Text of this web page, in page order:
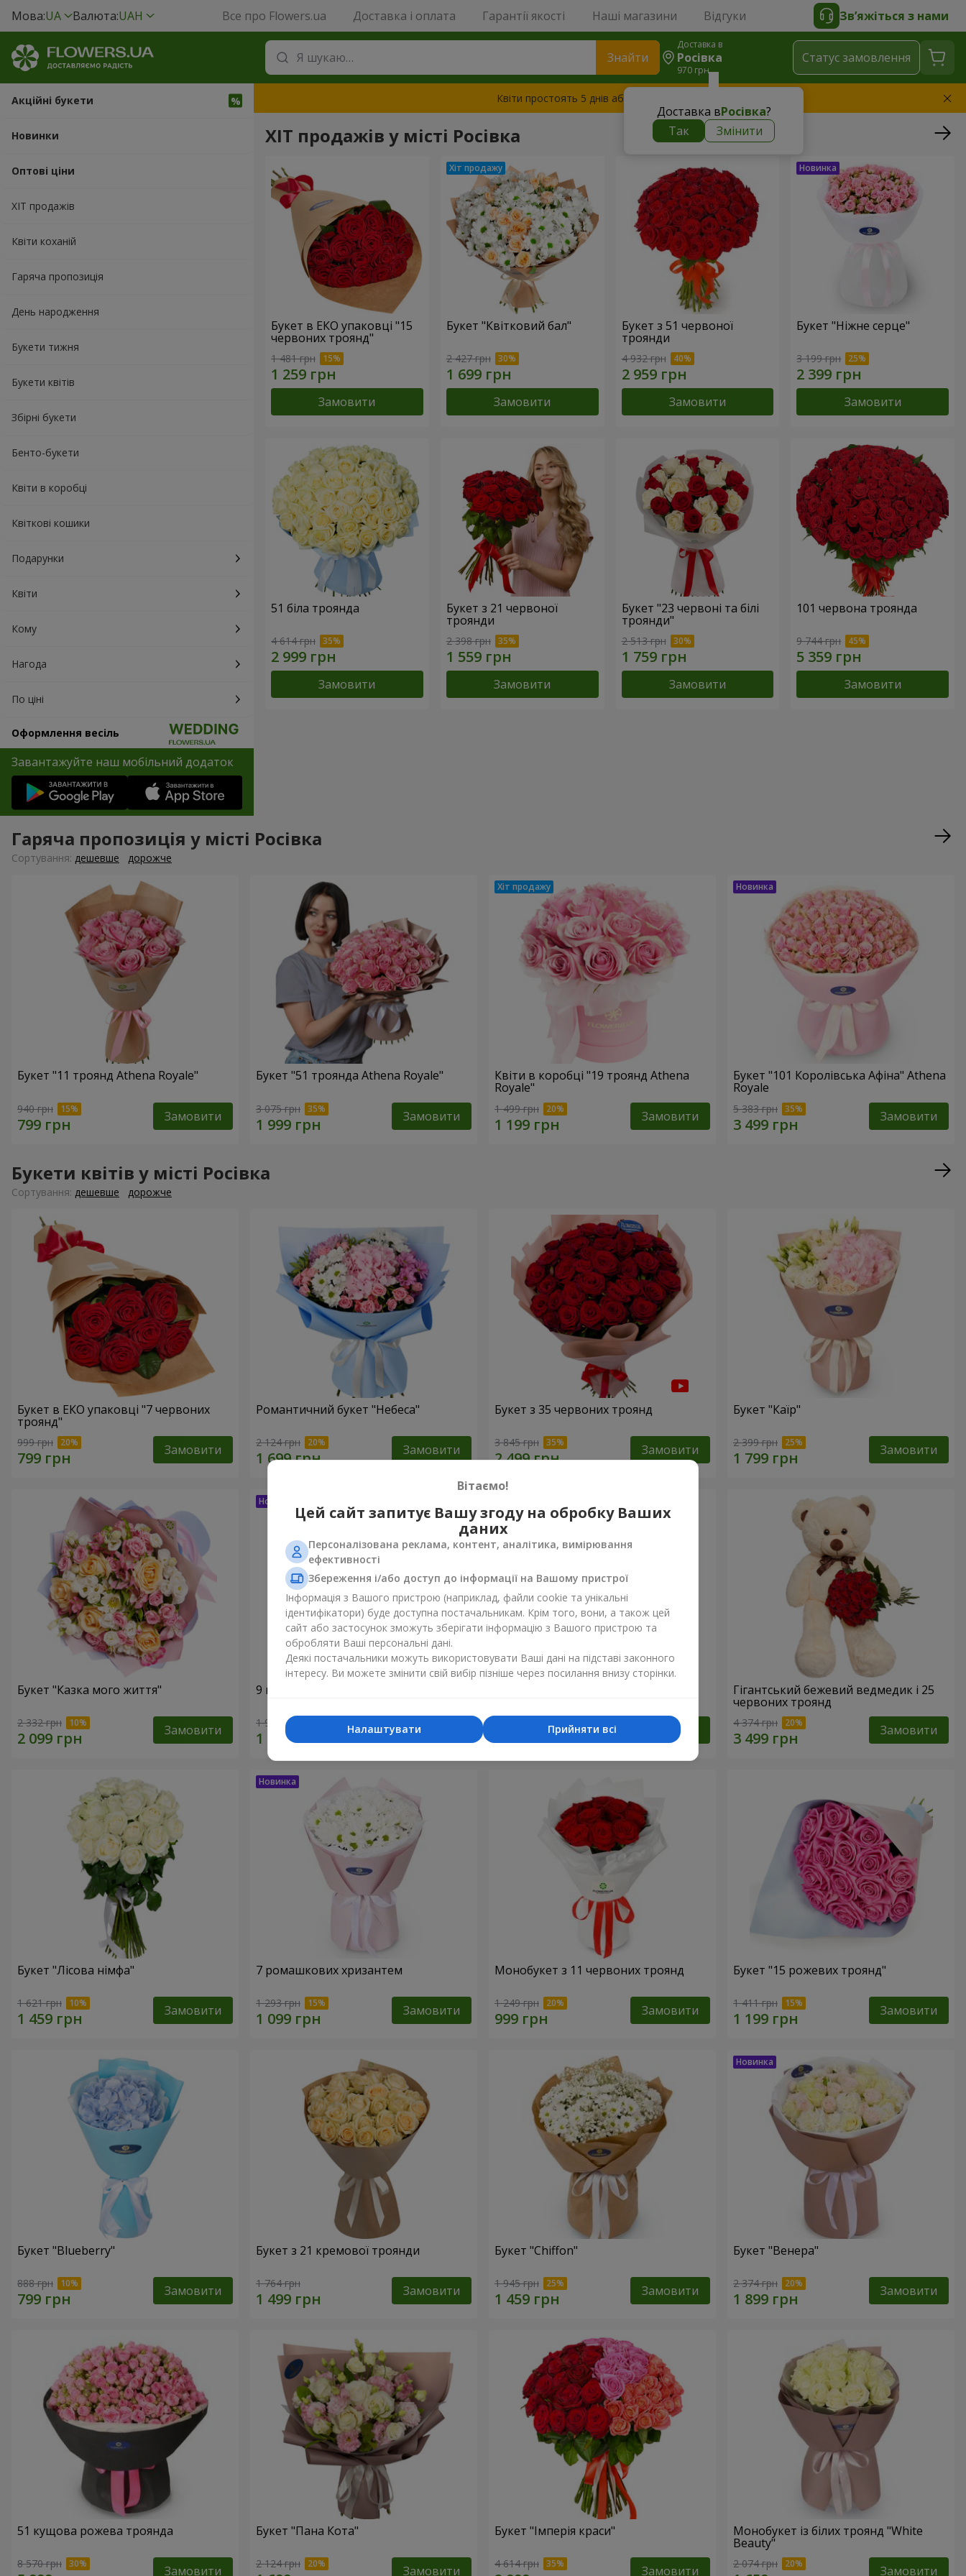
Мова:UA Валюта:UAH Все про Flowers.ua Доставка і оплата Гарантії якості Наші магазини Відгуки Зв’яжіться з нами
Знайти
Доставка в
Росівка
970 грн
Доставка вРосівка?
Так
Змінити
Статус замовлення
Акційні букети
Новинки
Оптові ціни
ХІТ продажів
Квіти коханій
Гаряча пропозиція
День народження
Букети тижня
Букети квітів
Збірні букети
Бенто-букети
Квіти в коробці
Квіткові кошики
Подарунки
Квіти
Кому
Нагода
По ціні
Оформлення весіль
Завантажуйте наш мобільний додаток
Квіти простоять 5 днів або замінимо букет
ХІТ продажів у місті Росівка
Букет в ЕКО упаковці "15
червоних троянд"
1 481 грн
Замовити
Букет "Квітковий бал"
2 427 грн
Замовити
Букет з 51 червоної
троянди
4 932 грн
Замовити
Букет "Ніжне серце"
3 199 грн
Замовити
51 біла троянда
4 614 грн
Замовити
Букет з 21 червоної
троянди
2 398 грн
Замовити
Букет "23 червоні та білі
троянди"
2 513 грн
Замовити
101 червона троянда
9 744 грн
Замовити
Гаряча пропозиція у місті Росівка
Сортування: дешевше дорожче
Букет "11 троянд Athena Royale"
940 грн Замовити
Букет "51 троянда Athena Royale"
3 075 грн Замовити
Квіти в коробці "19 троянд Athena
Royale"
1 499 грн Замовити
Букет "101 Королівська Афіна" Athena
Royale
5 383 грн Замовити
Букети квітів у місті Росівка
Сортування: дешевше дорожче
Букет в ЕКО упаковці "7 червоних
троянд"
999 грн Замовити
Романтичний букет "Небеса"
2 124 грн Замовити
Букет з 35 червоних троянд
3 845 грн Замовити
Букет "Каїр"
2 399 грн Замовити
Букет "Казка мого життя"
2 332 грн Замовити
9 кущових кремових
1 945 грн Замовити Замовити
Гігантський бежевий ведмедик і 25
червоних троянд
4 374 грн Замовити
Букет "Лісова німфа"
1 621 грн Замовити
7 ромашкових хризантем
1 293 грн Замовити
Монобукет з 11 червоних троянд
1 249 грн Замовити
Букет "15 рожевих троянд"
1 411 грн Замовити
Букет "Blueberry"
888 грн Замовити
Букет з 21 кремової троянди
1 764 грн Замовити
Букет "Chiffon"
1 945 грн Замовити
Букет "Венера"
2 374 грн Замовити
51 кущова рожева троянда
8 570 грн Замовити
Букет "Пана Кота"
2 124 грн Замовити
Букет "Імперія краси"
4 614 грн Замовити
Монобукет із білих троянд "White
Beauty"
2 074 грн Замовити
Вітаємо!
Цей сайт запитує Вашу згоду на обробку Ваших
даних
Персоналізована реклама, контент, аналітика, вимірювання
ефективності
Збереження і/або доступ до інформації на Вашому пристрої
Інформація з Вашого пристрою (наприклад, файли cookie та унікальні
ідентифікатори) буде доступна постачальникам. Крім того, вони, а також цей
сайт або застосунок зможуть зберігати інформацію з Вашого пристрою та
обробляти Ваші персональні дані.
Деякі постачальники можуть використовувати Ваші дані на підставі законного
інтересу. Ви можете змінити свій вибір пізніше через посилання внизу сторінки.
Прийняти всі
Налаштувати